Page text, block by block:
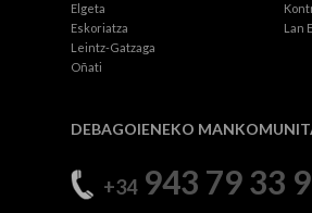
Elgeta
Eskoriatza
Leintz-Gatzaga
Oñati
Lan
DEBAGOIENEKO
+34943 79 33